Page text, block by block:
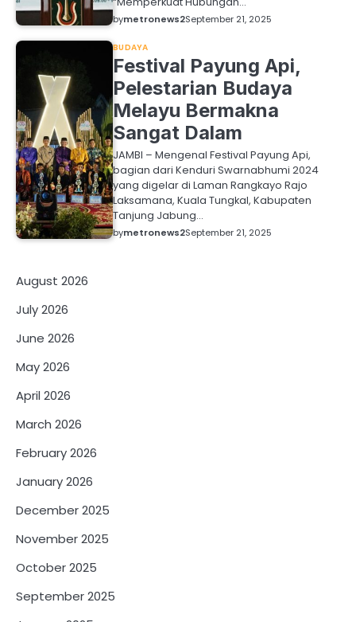
bymetronews2September 21, 2025
BUDAYA
Festival Payung Api,
Pelestarian Budaya
Melayu Bermakna
Sangat Dalam
JAMBI – Mengenal Festival Payung Api,
bagian dari Kenduri Swarnabhumi 2024
yang digelar di Laman Rangkayo Rajo
Laksamana, Kuala Tungkal, Kabupaten
Tanjung Jabung…
bymetronews2September 21, 2025
August 2026
July 2026
June 2026
May 2026
April 2026
March 2026
February 2026
January 2026
December 2025
November 2025
October 2025
September 2025